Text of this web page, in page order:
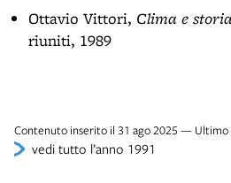
Ottavio Vittori, Clima e
riuniti, 1989
Contenuto inserito il 31 ago 2025 — Ultimo
vedi tutto l’anno 1991